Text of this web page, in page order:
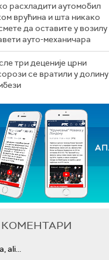
расхладити аутомобил
врућина и шта никако
да оставите у возилу
ауто-механичара
три деценије црни
се вратили у долину
КОМЕНТАРИ
ali...